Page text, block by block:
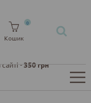
-350 грн
Кошик
0